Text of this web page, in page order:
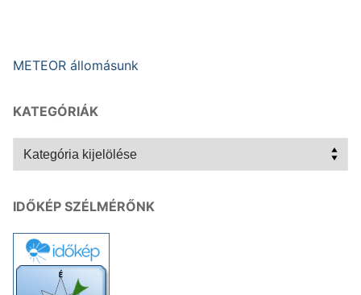
METEOR állomásunk
KATEGÓRIÁK
Kategóriák
IDŐKÉP SZÉLMÉRŐNK